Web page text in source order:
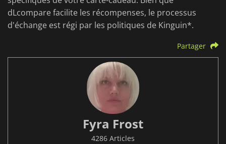
dLcompare facilite les récompenses, le processus
d'échange est régi par les politiques de Kinguin*.
Partager
Fyra Frost
4286 Articles